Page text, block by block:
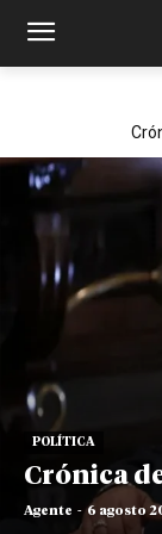
POLÍTICA
Crónica
Agente - 6 agosto